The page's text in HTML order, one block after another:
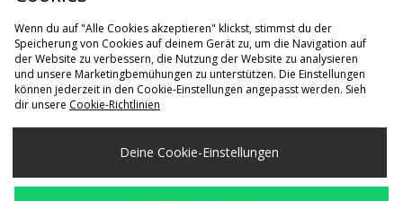
SCHNELLKAUF SCHNELLKAUF
Wenn du auf "Alle Cookies akzeptieren" klickst, stimmst du der
Speicherung von Cookies auf deinem Gerät zu, um die Navigation auf
der Website zu verbessern, die Nutzung der Website zu analysieren
und unsere Marketingbemühungen zu unterstützen. Die Einstellungen
können jederzeit in den Cookie-Einstellungen angepasst werden. Sieh
dir unsere Cookie-Richtlinien
Deine Cookie-Einstellungen